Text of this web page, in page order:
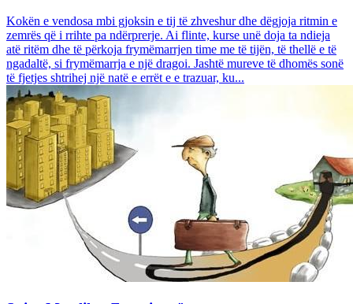
Kokën e vendosa mbi gjoksin e tij të zhveshur dhe dëgjoja ritmin e
zemrës që i rrihte pa ndërprerje. Ai flinte, kurse unë doja ta ndieja
atë ritëm dhe të përkoja frymëmarrjen time me të tijën, të thellë e të
ngadaltë, si frymëmarrja e një dragoi. Jashtë mureve të dhomës sonë
të fjetjes shtrihej një natë e errët e e trazuar, ku...